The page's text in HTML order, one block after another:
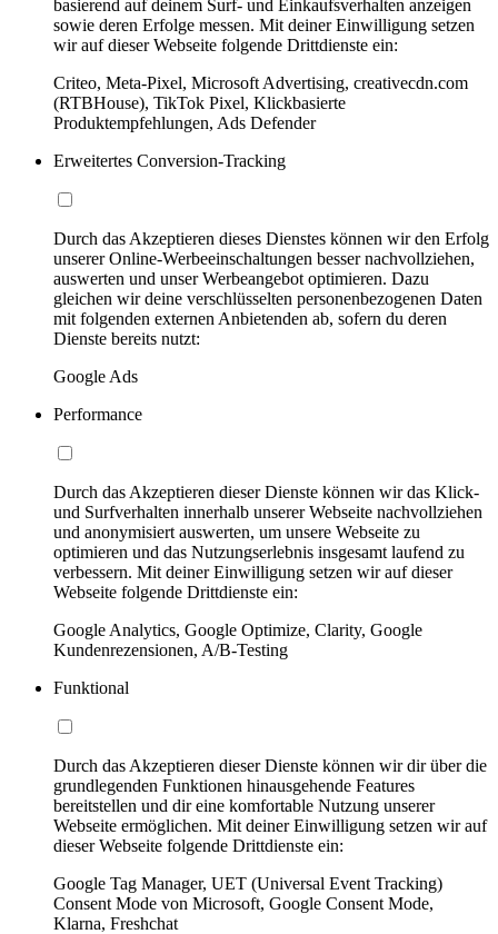
basierend auf deinem Surf- und Einkaufsverhalten anzeigen
sowie deren Erfolge messen. Mit deiner Einwilligung setzen
wir auf dieser Webseite folgende Drittdienste ein:
Criteo, Meta-Pixel, Microsoft Advertising, creativecdn.com
(RTBHouse), TikTok Pixel, Klickbasierte
Produktempfehlungen, Ads Defender
Erweitertes Conversion-Tracking
Durch das Akzeptieren dieses Dienstes können wir den Erfolg
unserer Online-Werbeeinschaltungen besser nachvollziehen,
auswerten und unser Werbeangebot optimieren. Dazu
gleichen wir deine verschlüsselten personenbezogenen Daten
mit folgenden externen Anbietenden ab, sofern du deren
Dienste bereits nutzt:
Google Ads
Performance
Durch das Akzeptieren dieser Dienste können wir das Klick-
und Surfverhalten innerhalb unserer Webseite nachvollziehen
und anonymisiert auswerten, um unsere Webseite zu
optimieren und das Nutzungserlebnis insgesamt laufend zu
verbessern. Mit deiner Einwilligung setzen wir auf dieser
Webseite folgende Drittdienste ein:
Google Analytics, Google Optimize, Clarity, Google
Kundenrezensionen, A/B-Testing
Funktional
Durch das Akzeptieren dieser Dienste können wir dir über die
grundlegenden Funktionen hinausgehende Features
bereitstellen und dir eine komfortable Nutzung unserer
Webseite ermöglichen. Mit deiner Einwilligung setzen wir auf
dieser Webseite folgende Drittdienste ein:
Google Tag Manager, UET (Universal Event Tracking)
Consent Mode von Microsoft, Google Consent Mode,
Klarna, Freshchat